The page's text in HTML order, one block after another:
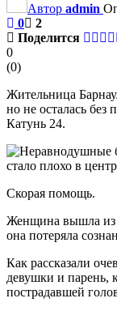
Автор admin
0
2
Поделится
0
(0)
Жительница
но не осталась
Катунь 24.
Скорая помощь.
Женщина вышла из
она потеряла
Как рассказали
девушки и парень,
пострадавшей